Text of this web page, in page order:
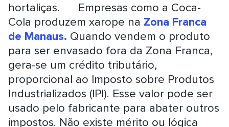
hortaliças.
Empresas como a Coca-
Cola produzem xarope na Zona Franca
de Manaus. Quando vendem o produto
para ser envasado fora da Zona Franca,
gera-se um crédito tributário,
proporcional ao Imposto sobre Produtos
Industrializados (IPI). Esse valor pode ser
usado pelo fabricante para abater outros
impostos. Não existe mérito ou lógica